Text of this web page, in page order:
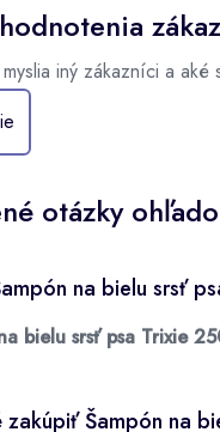
iný zákazníci a aké
otázky
na bielu srsť
bielu srsť psa Trixie
zakúpiť Šampón na